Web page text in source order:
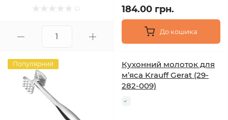
184.00 грн.
До кошика
Популярний
Кухонний молоток для
м’яса Krauff Gerat (29-
282-009)